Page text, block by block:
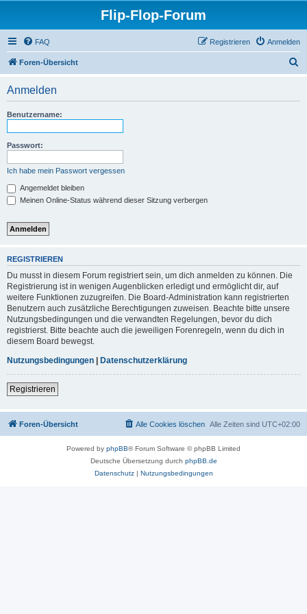
Flip-Flop-Forum
FAQ Anmelden
Registrieren
Foren-Übersicht
Anmelden
Benutzername:
Passwort:
Ich habe mein Passwort vergessen
Angemeldet bleiben
Meinen Online-Status während dieser Sitzung verbergen
REGISTRIEREN
Du musst in diesem Forum registriert sein, um dich anmelden zu können. Die
Registrierung ist in wenigen Augenblicken erledigt und ermöglicht dir, auf
weitere Funktionen zuzugreifen. Die Board-Administration kann registrierten
Benutzern auch zusätzliche Berechtigungen zuweisen. Beachte bitte unsere
Nutzungsbedingungen und die verwandten Regelungen, bevor du dich
registrierst. Bitte beachte auch die jeweiligen Forenregeln, wenn du dich in
diesem Board bewegst.
Nutzungsbedingungen | Datenschutzerklärung
Registrieren
Foren-Übersicht Alle Zeiten sind UTC+02:00
Alle Cookies löschen
Powered by phpBB® Forum Software © phpBB Limited
Deutsche Übersetzung durch phpBB.de
Datenschutz| Nutzungsbedingungen